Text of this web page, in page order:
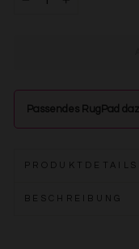
Passendes RugPad
PRODUKTDETAILS
BESCHREIBUNG